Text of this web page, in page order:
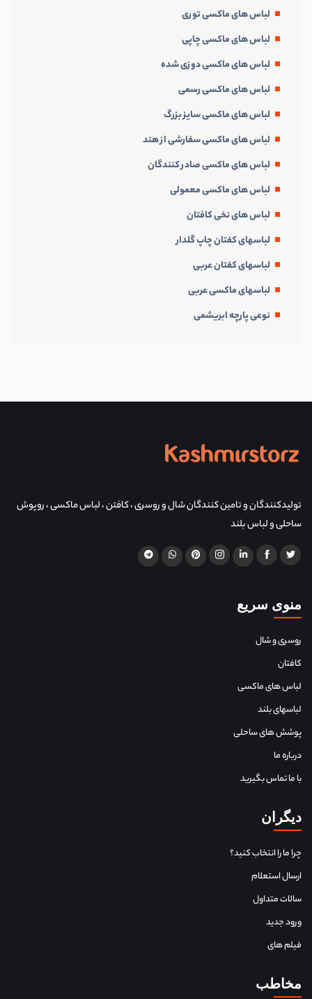
لباس های ماکسی توری
لباس های ماکسی چاپی
لباس های ماکسی دوزی شده
لباس های ماکسی رسمی
لباس های ماکسی سایز بزرگ
لباس های ماکسی سفارشی از هند
لباس های ماکسی صادر کنندگان
لباس های ماکسی معمولی
لباس های نخی کافتان
لباسهای کفتان چاپ گلدار
لباسهای کفتان عربی
لباسهای ماکسی عربی
نوعی پارچه ابریشمی
تولیدکنندگان و تامین کنندگان شال و روسری ، کافتن ، لباس ماکسی ، روپوش
ساحلی و لباس بلند
منوی سریع
روسری و شال
کافتان
لباس های ماکسی
لباسهای بلند
پوشش های ساحلی
درباره ما
با ما تماس بگیرید
دیگران
چرا ما را انتخاب کنید؟
ارسال استعلام
سالات متداول
ورود جدید
فیلم های
مخاطب